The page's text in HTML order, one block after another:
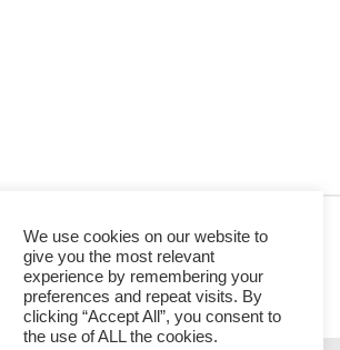
We use cookies on our website to
give you the most relevant
experience by remembering your
preferences and repeat visits. By
clicking “Accept All”, you consent to
the use of ALL the cookies.